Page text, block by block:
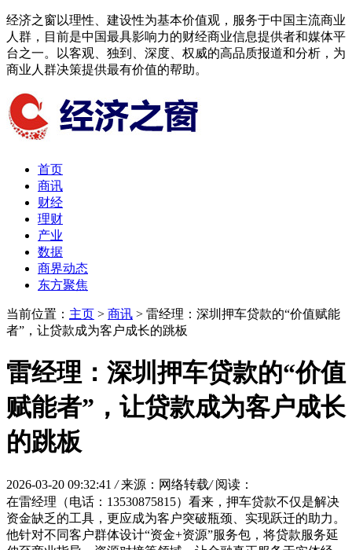
经济之窗以理性、建设性为基本价值观，服务于中国主流商业
人群，目前是中国最具影响力的财经商业信息提供者和媒体平
台之一。以客观、独到、深度、权威的高品质报道和分析，为
商业人群决策提供最有价值的帮助。
首页
商讯
财经
理财
产业
数据
商界动态
东方聚焦​
当前位置： 主页 > 商讯 > 雷经理：深圳押车贷款的“价值赋能
者”，让贷款成为客户成长的跳板
雷经理：深圳押车贷款的“价值
赋能者”，让贷款成为客户成长
的跳板
2026-03-20 09:32:41 / 来源：网络转载/ 阅读：
在雷经理（电话：13530875815）看来，押车贷款不仅是解决
资金缺乏的工具，更应成为客户突破瓶颈、实现跃迁的助力。
他针对不同客户群体设计“资金+资源”服务包，将贷款服务延